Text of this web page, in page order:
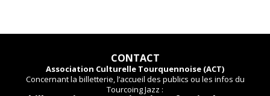
CONTACT
Association Culturelle Tourquennoise (ACT)
Concernant la billetterie, l’accueil des publics ou les infos du
Tourcoing Jazz :